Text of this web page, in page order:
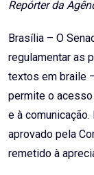
Repórter da
Brasília – O
regulamentar as
textos em braile
permite o
e à
aprovado pela
remetido à